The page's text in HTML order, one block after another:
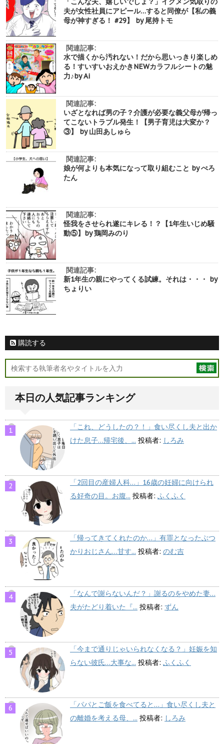
夫が女性社員にアピール…すると同僚が【私の義
母が神すぎる！ #29】 by 尾持トモ
関連記事:
水で描くから汚れない！だから思いっきり楽しめ
る！すいすいおえかきNEWカラフルシートの魅
力♪by Ai
関連記事:
いざとなれば男の子？介護が必要な義父母が帰っ
てこないトラブル発生！【男子育児は大変か？
③】 by 山田あしゅら
関連記事:
娘が何よりも本気になって取り組むこと by ぺろ
たん
関連記事:
怪我をさせられ遂にキレる！？【1年生いじめ騒
動⑤】by 鶏岡みのり
関連記事:
新1年生の親にやってくる試練。それは・・・ by
ちょりい
購読する
本日の人気記事ランキング
「これ、どうしたの？！」食い尽くし夫と出か
けた息子…帰宅後、... 投稿者: しろみ
「2回目の産婦人科…」16歳の妊婦に向けられ
る好奇の目。お腹... 投稿者: ふくふく
「帰ってきてくれたのか…」有罪となったぶつ
かりおじさん…甘す... 投稿者: のむ吉
「なんで謝らないんだ？」謝るのをやめた妻…
夫がたどり着いた『... 投稿者: ずん
「今まで通りじゃいられなくなる？」妊娠を知
らない彼氏…大事な... 投稿者: ふくふく
「パパとご飯を食べてると…」食い尽くし夫と
の離婚を考える母、... 投稿者: しろみ